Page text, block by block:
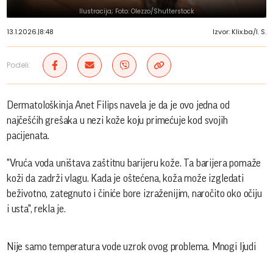
Ilustracija; Foto: Olezzo/Shutterstock
13.1.2026.|8:48 Izvor: Klix.ba/I. S.
Podeli:
Dermatološkinja Anet Filips navela je da je ovo jedna od
najčešćih grešaka u nezi kože koju primećuje kod svojih
pacijenata.
"Vruća voda uništava zaštitnu barijeru kože. Ta barijera pomaže
koži da zadrži vlagu. Kada je oštećena, koža može izgledati
beživotno, zategnuto i činiće bore izraženijim, naročito oko očiju
i usta", rekla je.
Nije samo temperatura vode uzrok ovog problema. Mnogi ljudi